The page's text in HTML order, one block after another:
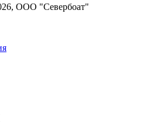
ООО "Севербоат"